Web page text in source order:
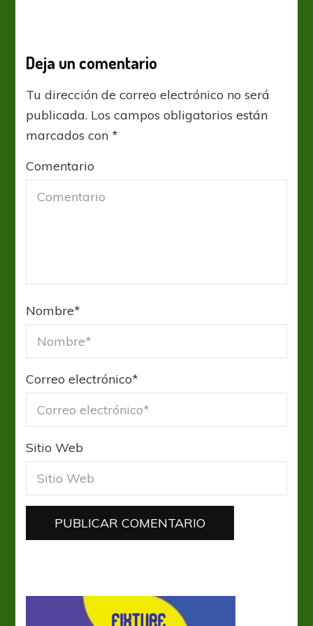
Deja un comentario
Tu dirección de correo electrónico no será
publicada. Los campos obligatorios están
marcados con*
Comentario
Nombre*
Correo electrónico*
Sitio Web